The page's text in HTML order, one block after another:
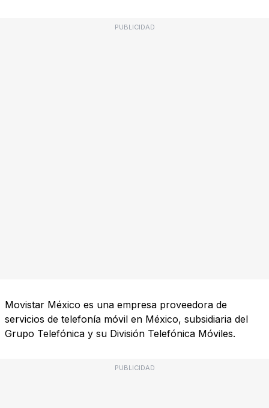
PUBLICIDAD
Movistar México es una empresa proveedora de
servicios de telefonía móvil en México, subsidiaria del
Grupo Telefónica y su División Telefónica Móviles.
PUBLICIDAD